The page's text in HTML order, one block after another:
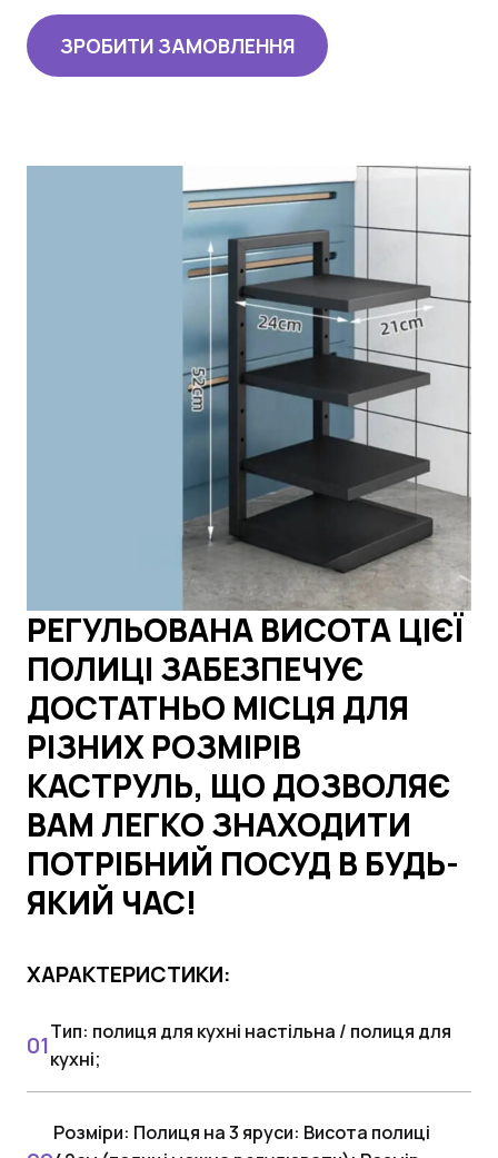
ЗРОБИТИ ЗАМОВЛЕННЯ
РЕГУЛЬОВАНА ВИСОТА ЦІЄЇ
ПОЛИЦІ ЗАБЕЗПЕЧУЄ
ДОСТАТНЬО МІСЦЯ ДЛЯ
РІЗНИХ РОЗМІРІВ
КАСТРУЛЬ, ЩО ДОЗВОЛЯЄ
ВАМ ЛЕГКО ЗНАХОДИТИ
ПОТРІБНИЙ ПОСУД В БУДЬ-
ЯКИЙ ЧАС!
ХАРАКТЕРИСТИКИ:
Тип: полиця для кухні настільна / полиця для
кухні;
Розміри: Полиця на 3 яруси: Висота полиці